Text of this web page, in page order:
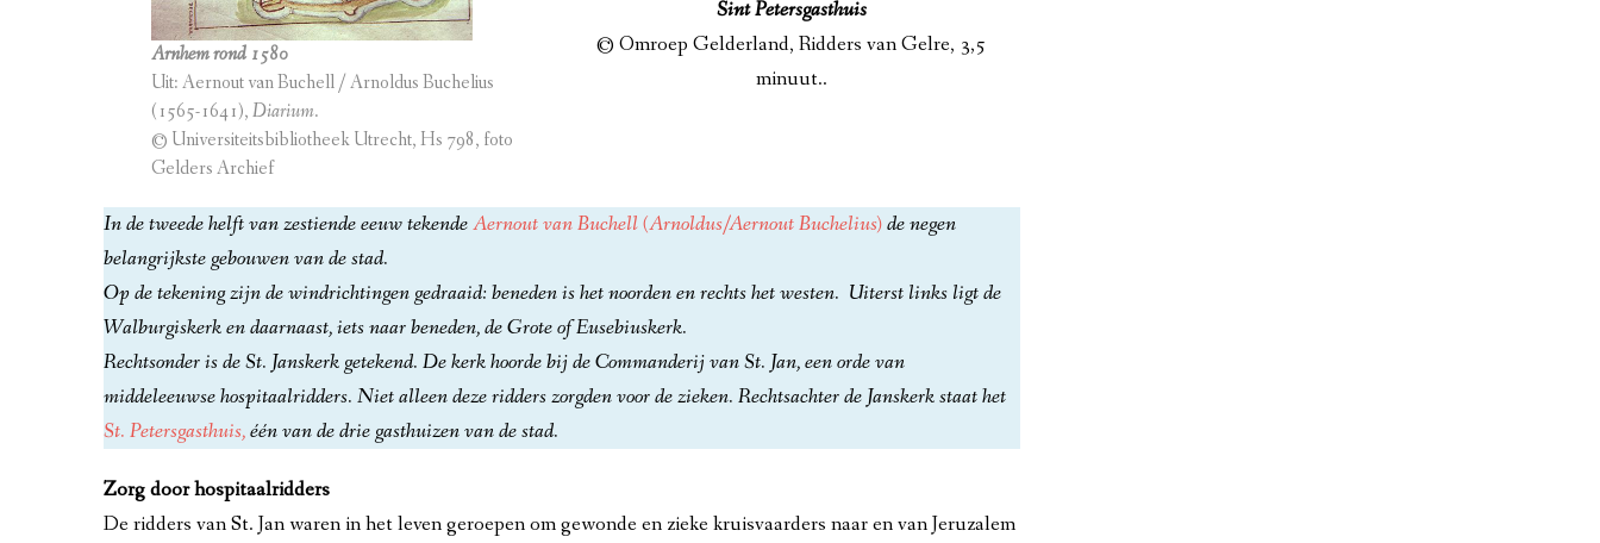
VAN GEELKERCKEN, ARNHEM IN DE 17E EEUW
ZYPENDAAL, 18E EEUW
PRODESSE EN LORENTZ, 1792-1902
BATAAFS-FRANSE TIJD, 1795-1813
STAD DER PROVINCIE VANAF 1817
SLOOP VESTINGWERKEN, 1829-1853
TREINVERBINDINGEN VANAF 1845
UITBREIDINGSPLAN HEUVELINK, 1853
DECEMBER VERLEDEN VANDAAG
Arnhem rond 1580
Uit: Aernout van Buchell / Arnoldus Buchelius
(1565-1641),Diarium.
© Universiteitsbibliotheek Utrecht, Hs 798, foto
Gelders Archief
Sint Petersgasthuis
© Omroep Gelderland, Ridders van Gelre, 3,5
minuut..
In de tweede helft van zestiende eeuw tekendeAernout van Buchell (Arnoldus/Aernout Buchelius)de negen
belangrijkste gebouwen van de stad.
Op de tekening zijn de windrichtingen gedraaid: beneden is het noorden en rechts het westen. Uiterst links ligt de
Walburgiskerk en daarnaast, iets naar beneden, de Grote of Eusebiuskerk.
Rechtsonder is de St. Janskerk getekend. De kerk hoorde bij de Commanderij van St. Jan, een orde van
middeleeuwse hospitaalridders. Niet alleen deze ridders zorgden voor de zieken. Rechtsachter de Janskerk staat het
St. Petersgasthuis,één van de drie gasthuizen van de stad.
Zorg door hospitaalridders
De ridders van St. Jan waren in het leven geroepen om gewonde en zieke kruisvaarders naar en van Jeruzalem